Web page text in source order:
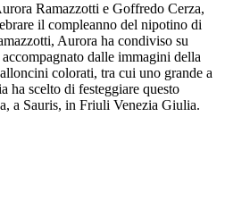
Ramazzotti e Goffredo Cerza,
il compleanno del nipotino di
Aurora ha condiviso su
dalle immagini della
colorati, tra cui uno grande a
ha scelto di festeggiare questo
a Sauris, in Friuli Venezia Giulia.